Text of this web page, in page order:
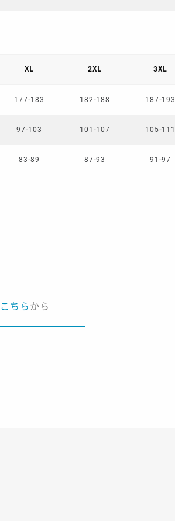
XL 2XL 3XL
177-183 182-188 187-193
97-103 101-107 105-111
83-89 87-93 91-97
こちら から